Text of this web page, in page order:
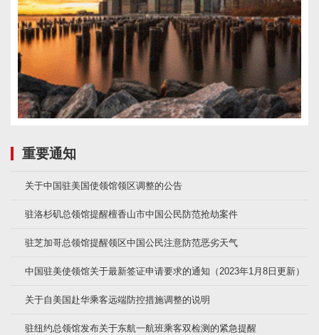
重要通知
关于中国驻美国使领馆领区调整的公告
驻洛杉矶总领馆提醒檀香山市中国公民防范抢劫案件
驻芝加哥总领馆提醒领区中国公民注意防范恶劣天气
中国驻美使领馆关于最新签证申请要求的通知（2023年1月8日更新）
关于自美国赴华乘客远端防控措施调整的说明
驻纽约总领馆发布关于东航一航班乘客双检测的紧急提醒